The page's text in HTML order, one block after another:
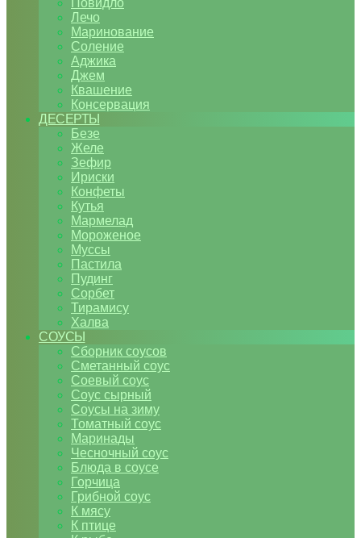
Повидло
Лечо
Маринование
Соление
Аджика
Джем
Квашение
Консервация
ДЕСЕРТЫ
Безе
Желе
Зефир
Ириски
Конфеты
Кутья
Мармелад
Мороженое
Муссы
Пастила
Пудинг
Сорбет
Тирамису
Халва
СОУСЫ
Сборник соусов
Сметанный соус
Соевый соус
Соус сырный
Соусы на зиму
Томатный соус
Маринады
Чесночный соус
Блюда в соусе
Горчица
Грибной соус
К мясу
К птице